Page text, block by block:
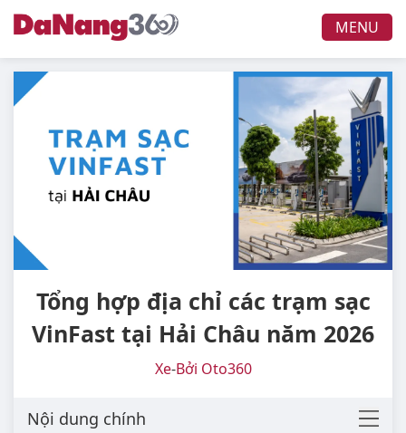
MENU
Tổng hợp địa chỉ các trạm sạc
VinFast tại Hải Châu năm 2026
Xe-Bởi Oto360
Nội dung chính